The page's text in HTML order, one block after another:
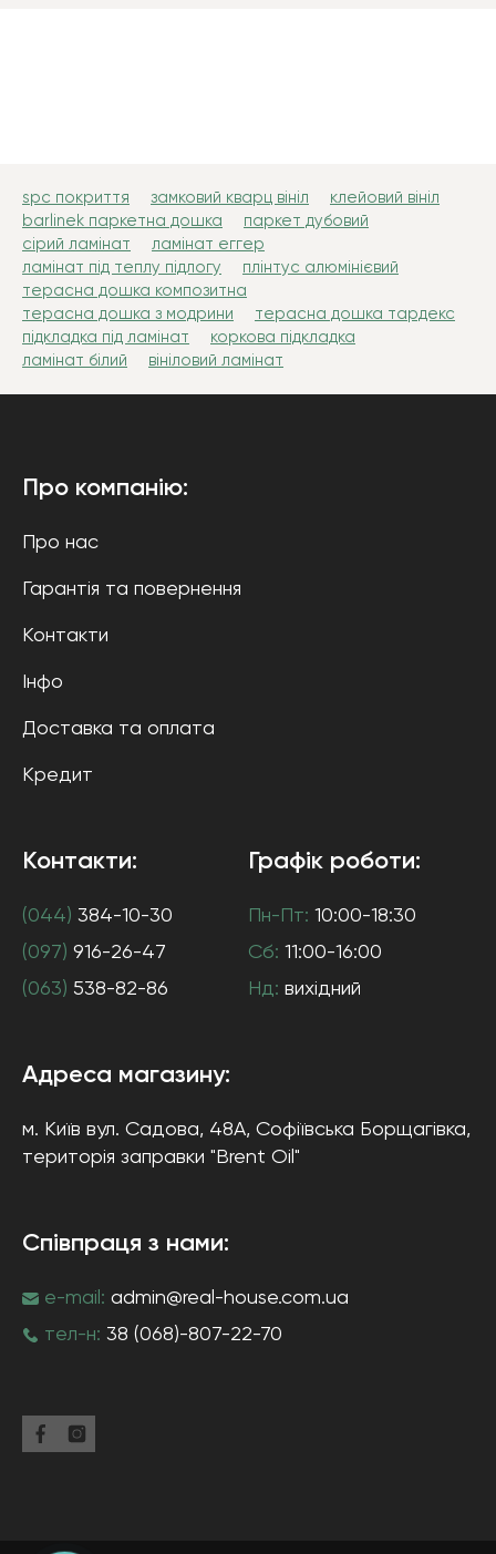
spc покриття замковий кварц вініл
клейовий вініл
barlinek паркетна дошка
паркет дубовий
сірий ламінат
ламінат еггер
ламінат під теплу підлогу
плінтус алюмінієвий
терасна дошка композитна
терасна дошка з модрини
терасна дошка тардекс
підкладка під ламінат
коркова підкладка
ламінат білий
вініловий ламінат
Про компанію:
Про нас
Гарантія та повернення
Контакти
Інфо
Доставка та оплата
Кредит
Контакти:
(044) 384-10-30
(097) 916-26-47
(063) 538-82-86
Графік роботи:
Пн-Пт: 10:00-18:30
Сб: 11:00-16:00
Нд: вихідний
Адреса магазину:
м. Київ вул. Садова, 48А, Софіївська Борщагівка,
територія заправки "Brent Oil"
Співпраця з нами:
e-mail: admin@real-house.com.ua
тел-н: 38 (068)-807-22-70